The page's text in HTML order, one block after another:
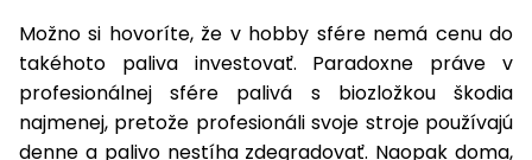
Možno si hovoríte, že v hobby sfére nemá cenu do
takéhoto paliva investovať. Paradoxne práve v
profesionálnej sfére palivá s biozložkou škodia
najmenej, pretože profesionáli svoje stroje používajú
denne a palivo nestíha zdegradovať. Naopak doma,